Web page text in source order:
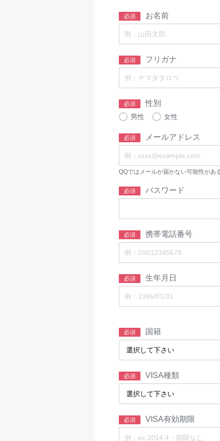
必須 お名前
必須 フリガナ
必須 性別
男性 女性
必須 メールアドレス
QQではメールが届かない可能性があ
必須 パスワード
必須 携帯電話番号
必須 生年月日
必須 国籍
必須 VISA種類
必須 VISA有効期限